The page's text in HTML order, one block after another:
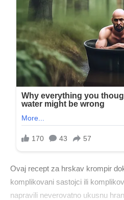
Ovaj recept za hrskav krompir
komplikovani sastojci ili
napravili neverovatno ukusnu